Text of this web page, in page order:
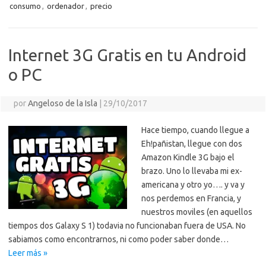
k
i
r
consumo , ordenador, precio
Internet 3G Gratis en tu Android
o PC
porAngeloso de la Isla 29/10/2017
Hace tiempo, cuando llegue a
Eh!pañistan, llegue con dos
Amazon Kindle 3G bajo el
brazo. Uno lo llevaba mi ex-
americana y otro yo…. y va y
nos perdemos en Francia, y
nuestros moviles (en aquellos
tiempos dos Galaxy S 1) todavia no funcionaban fuera de USA. No
sabiamos como encontrarnos, ni como poder saber donde…
Leer más »